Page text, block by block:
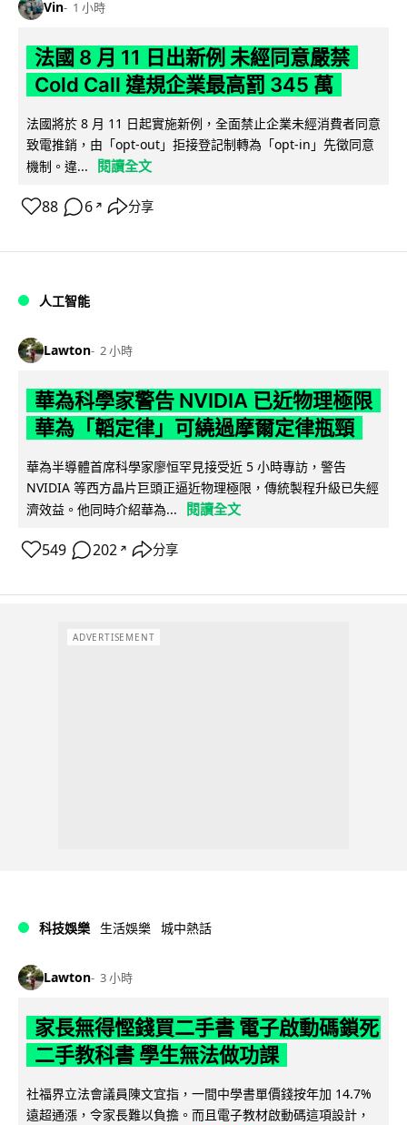
Vin 1 小時
法國 8 月 11 日出新例 未經同意嚴禁
Cold Call 違規企業最高罰 345 萬
法國將於 8 月 11 日起實施新例，全面禁止企業未經消費者同意
致電推銷，由「opt-out」拒接登記制轉為「opt-in」先徵同意
機制。違...
閱讀全文
88 6 ↗ 分享
人工智能
Lawton 2 小時
華為科學家警告 NVIDIA 已近物理極限
華為「韜定律」可繞過摩爾定律瓶頸
華為半導體首席科學家廖恒罕見接受近 5 小時專訪，警告
NVIDIA 等西方晶片巨頭正逼近物理極限，傳統製程升級已失經
濟效益。他同時介紹華為...
閱讀全文
549 202 ↗ 分享
ADVERTISEMENT
科技娛樂 生活娛樂 城中熱話
Lawton 3 小時
家長無得慳錢買二手書 電子啟動碼鎖死
二手教科書 學生無法做功課
社福界立法會議員陳文宜指，一間中學書單價錢按年加 14.7%
遠超通漲，令家長難以負擔。而且電子教材啟動碼這項設計，